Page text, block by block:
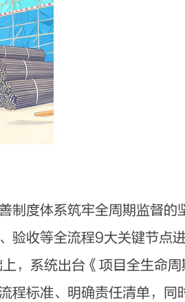
度体系筑牢全周期监督的
验收等全流程9大关键节点
，系统出台《项目全生命周
程标准、明确责任清单，同